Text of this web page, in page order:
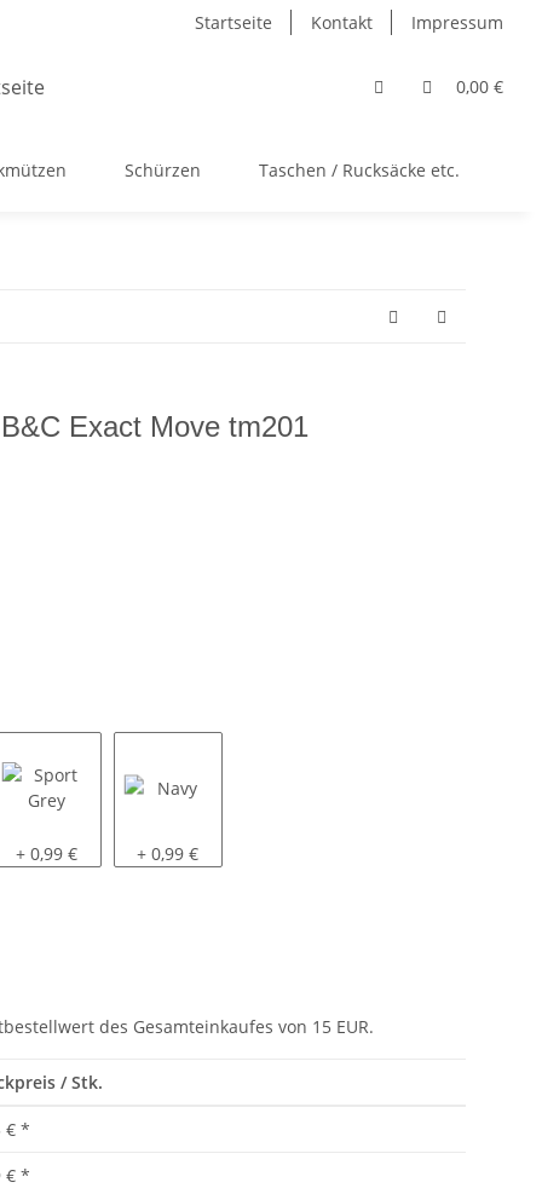
Startseite Kontakt Impressum
0,00 €
Schürzen Taschen / Rucksäcke etc.
Exact Move tm201
Sport Grey
+ 0,99 € Navy
+ 0,99 €
des Gesamteinkaufes von 15 EUR.
/ Stk.
€ *
€ *